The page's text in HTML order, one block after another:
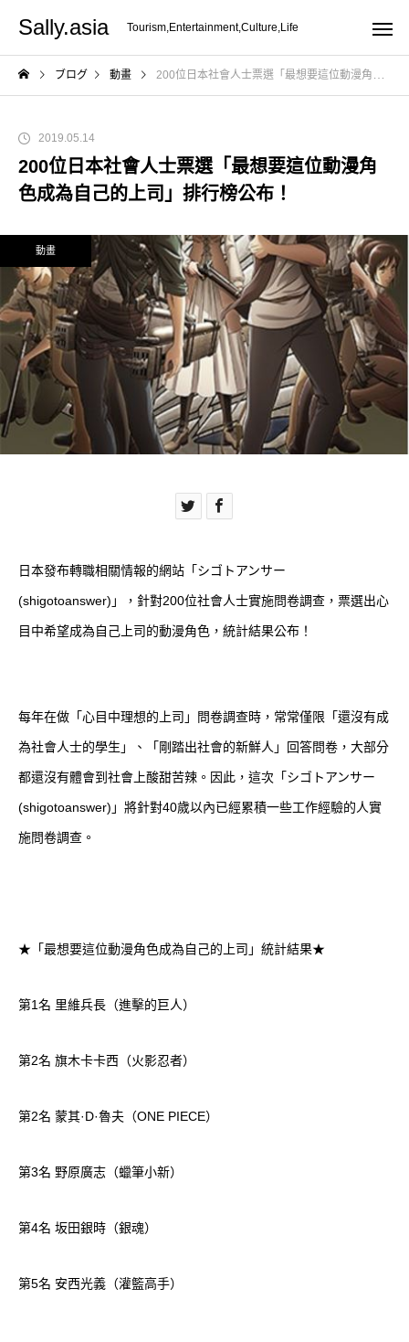
Sally.asia Tourism,Entertainment,Culture,Life
ブログ 動畫 200位日本社會人士票選「最想要這位動漫角色成為自己的上司」排行榜公布！
2019.05.14
200位日本社會人士票選「最想要這位動漫角
色成為自己的上司」排行榜公布！
動畫
日本發布轉職相關情報的網站「シゴトアンサー
(shigotoanswer)」，針對200位社會人士實施問卷調查，票選出心
目中希望成為自己上司的動漫角色，統計結果公布！
每年在做「心目中理想的上司」問卷調查時，常常僅限「還沒有成
為社會人士的學生」、「剛踏出社會的新鮮人」回答問卷，大部分
都還沒有體會到社會上酸甜苦辣。因此，這次「シゴトアンサー
(shigotoanswer)」將針對40歲以內已經累積一些工作經驗的人實
施問卷調查。
★「最想要這位動漫角色成為自己的上司」統計結果★
第1名 里維兵長（進擊的巨人）
第2名 旗木卡卡西（火影忍者）
第2名 蒙其·D·魯夫（ONE PIECE）
第3名 野原廣志（蠟筆小新）
第4名 坂田銀時（銀魂）
第5名 安西光義（灌籃高手）